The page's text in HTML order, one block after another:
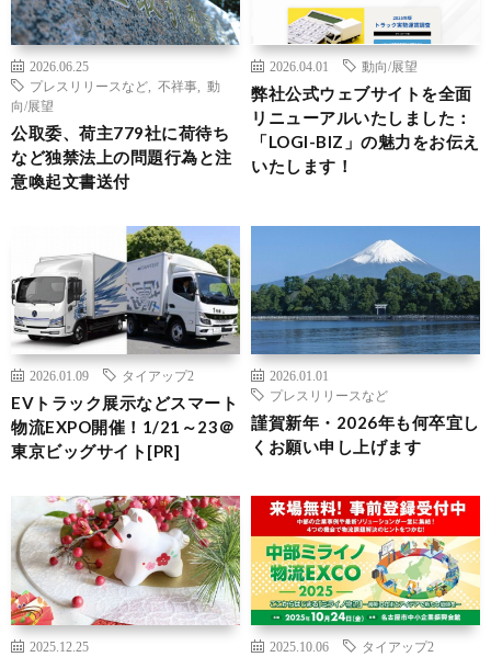
2026.06.25
プレスリリースなど
不祥事
動
向/展望
公取委、荷主779社に荷待ち
など独禁法上の問題行為と注
意喚起文書送付
2026.04.01 動向/展望
弊社公式ウェブサイトを全面
リニューアルいたしました：
「LOGI-BIZ」の魅力をお伝え
いたします！
2026.01.09 タイアップ2
EVトラック展示などスマート
物流EXPO開催！1/21～23＠
東京ビッグサイト[PR]
2026.01.01
プレスリリースなど
謹賀新年・2026年も何卒宜し
くお願い申し上げます
2025.12.25
2025.10.06 タイアップ2